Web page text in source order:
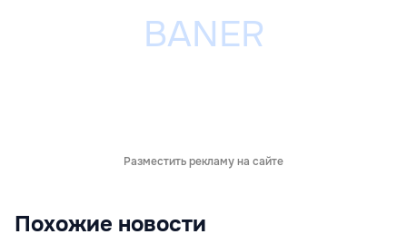
Разместить рекламу на сайте
Похожие новости